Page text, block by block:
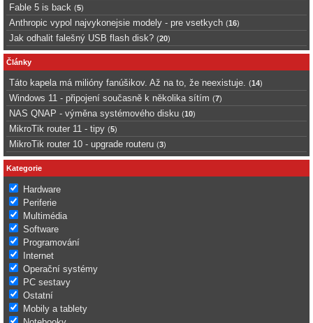
Fable 5 is back (5)
Anthropic vypol najvykonejsie modely - pre vsetkych (16)
Jak odhalit falešný USB flash disk? (20)
Články
Táto kapela má milióny fanúšikov. Až na to, že neexistuje. (14)
Windows 11 - připojení současně k několika sítím (7)
NAS QNAP - výměna systémového disku (10)
MikroTik router 11 - tipy (5)
MikroTik router 10 - upgrade routeru (3)
Kategorie
Hardware
Periferie
Multimédia
Software
Programování
Internet
Operační systémy
PC sestavy
Ostatní
Mobily a tablety